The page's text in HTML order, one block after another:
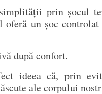
prin șocul
un șoc
după confort.
ideea că, prin
ale corpului